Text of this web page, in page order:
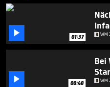
 01:37 WM
 00:48
Bei
WM